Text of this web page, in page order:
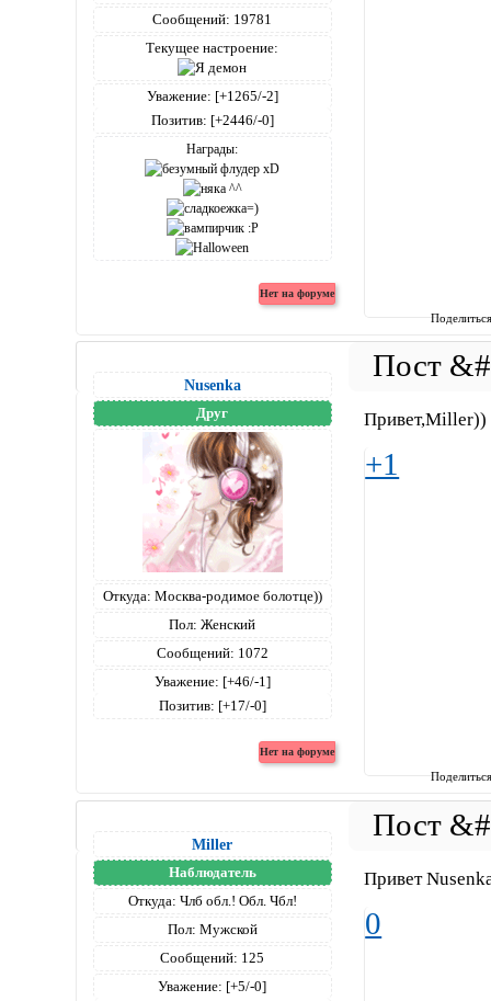
Сообщений: 19781
Текущее настроение:
Уважение: [+1265/-2]
Позитив: [+2446/-0]
Награды:
Nusenka
Друг
Откуда: Москва-родимое болотце))
Пол: Женский
Сообщений: 1072
Уважение: [+46/-1]
Позитив: [+17/-0]
Привет,Miller))
+1
Miller
Наблюдатель
Откуда: Члб обл.! Обл. Чбл!
Пол: Мужской
Сообщений: 125
Уважение: [+5/-0]
Привет
0